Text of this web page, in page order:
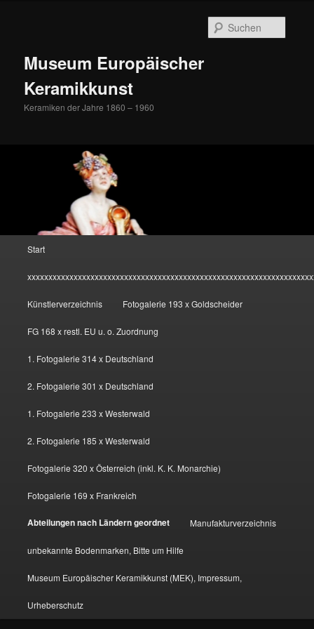
Museum Europäischer
Keramikkunst
Keramiken der Jahre 1860 – 1960
Start
Künstlerverzeichnis Fotogalerie 193 x Goldscheider
FG 168 x restl. EU u. o. Zuordnung
1. Fotogalerie 314 x Deutschland
2. Fotogalerie 301 x Deutschland
1. Fotogalerie 233 x Westerwald
2. Fotogalerie 185 x Westerwald
Fotogalerie 320 x Österreich (inkl. K. K. Monarchie)
Fotogalerie 169 x Frankreich
Abteilungen nach Ländern geordnet Manufakturverzeichnis
unbekannte Bodenmarken, Bitte um Hilfe
Museum Europäischer Keramikkunst (MEK), Impressum,
Urheberschutz